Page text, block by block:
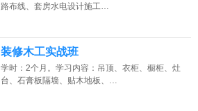
路布线、套房水电设计施工…
装修木工实战班
学时：2个月。学习内容：吊顶、衣柜、橱柜、灶
台、石膏板隔墙、贴木地板、…